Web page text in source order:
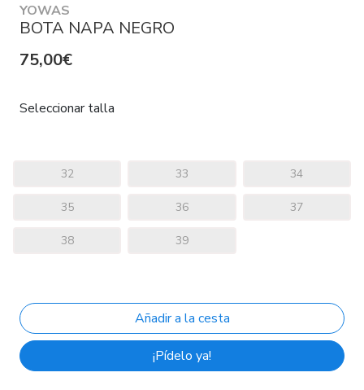
YOWAS
BOTA NAPA NEGRO
75,00€
Seleccionar talla
32 33 34
35 36 37
38 39
¡Pídelo ya!